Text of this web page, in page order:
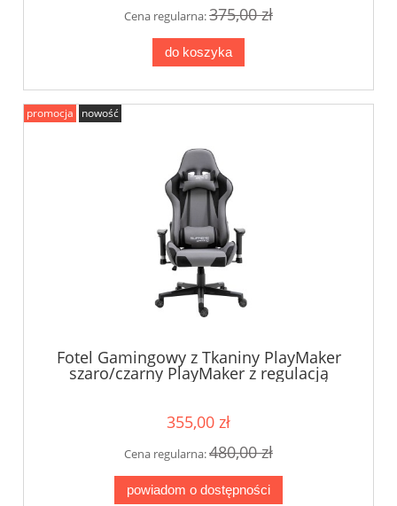
Cena regularna:375,00 zł
do koszyka
Fotel Gamingowy z Tkaniny PlayMaker
szaro/czarny PlayMaker z regulacją
podłokietników
355,00 zł
Cena regularna:480,00 zł
powiadom o dostępności
promocja nowość